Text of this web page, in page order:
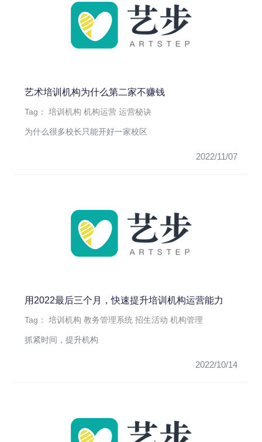
艺术培训机构为什么第二家不赚钱
Tag：培训机构 机构运营 运营秘诀
为什么很多校长只能开好一家校区
2022/11/07
用2022最后三个月，快速提升培训机构运营能力
Tag：培训机构 教务管理系统 招生活动 机构管理
抓紧时间，提升机构
2022/10/14